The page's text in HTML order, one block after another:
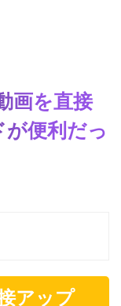
画を直接
便利だっ
アップ